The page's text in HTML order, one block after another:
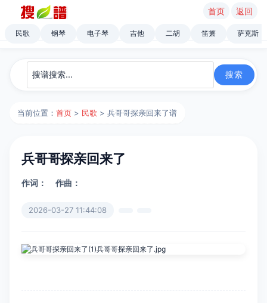
首页 返回
民歌 钢琴 电子琴 吉他 二胡 笛箫 萨克斯
当前位置：首页 > 民歌 > 兵哥哥探亲回来了谱
兵哥哥探亲回来了
作词： 作曲：
2026-03-27 11:44:08